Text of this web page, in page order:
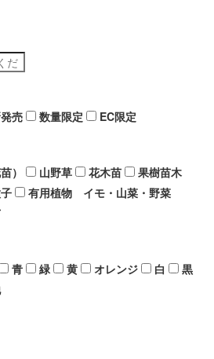
売 数量限定 EC限定
） 山野草 花木苗
果樹苗木
有用植物 イモ・山菜・野菜
青 緑 黄 オレンジ 白
黒